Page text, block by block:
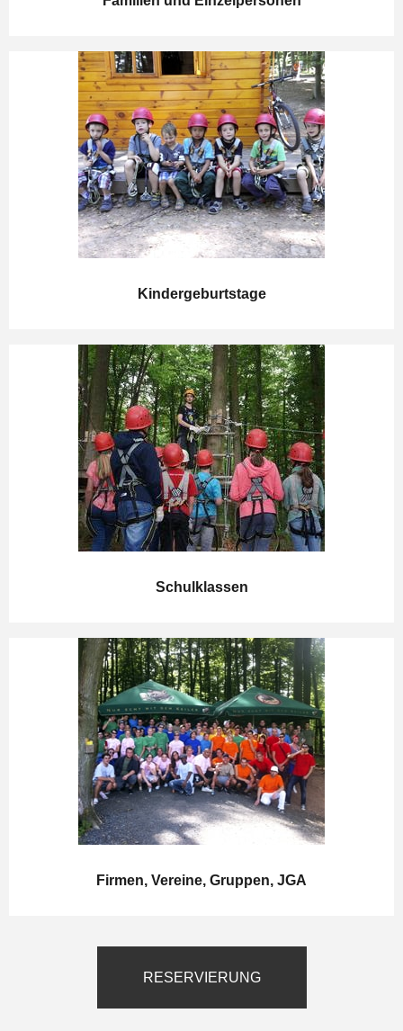
Kindergeburtstage
Schulklassen
Firmen, Vereine, Gruppen, JGA
RESERVIERUNG